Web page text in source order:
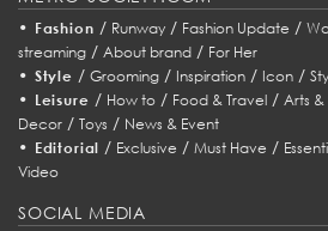
• Fashion / Runway/ Fashion Update /
streaming / About brand / For Her
• Style / Grooming/ Inspiration/ Icon/
• Leisure / How to/ Food & Travel/ Arts
Decor / Toys / News & Event
• Editorial / Exclusive /Must Have /
Video
SOCIAL MEDIA